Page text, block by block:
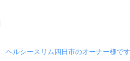
ヘルシースリム四日市のオーナー様で